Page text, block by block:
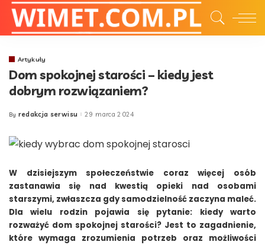
Artykuły
Dom spokojnej starości – kiedy jest
dobrym rozwiązaniem?
Posted
By redakcja serwisu 29 marca 2024
W dzisiejszym społeczeństwie coraz więcej osób
zastanawia się nad kwestią opieki nad osobami
starszymi, zwłaszcza gdy samodzielność zaczyna maleć.
Dla wielu rodzin pojawia się pytanie: kiedy warto
rozważyć dom spokojnej starości? Jest to zagadnienie,
które wymaga zrozumienia potrzeb oraz możliwości